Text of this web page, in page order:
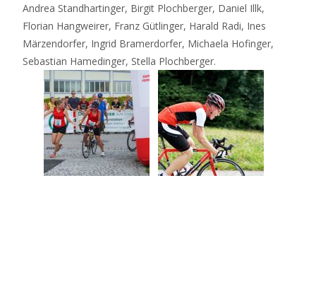
Andrea Standhartinger, Birgit Plochberger, Daniel Illk,
Florian Hangweirer, Franz Gütlinger, Harald Radi, Ines
Märzendorfer, Ingrid Bramerdorfer, Michaela Hofinger,
Sebastian Hamedinger, Stella Plochberger.